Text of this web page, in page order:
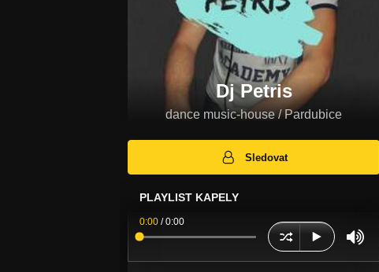
Dj Petris
dance music-house / Pardubice
Sledovat
PLAYLIST KAPELY
0:00 /0:00